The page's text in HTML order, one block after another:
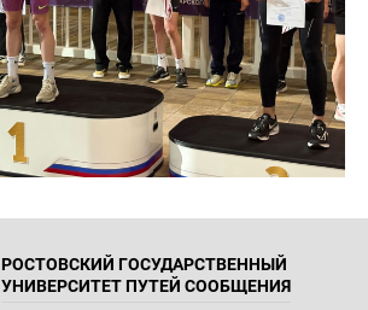
РОСТОВСКИЙ ГОСУДАРСТВЕННЫЙ
УНИВЕРСИТЕТ ПУТЕЙ СООБЩЕНИЯ